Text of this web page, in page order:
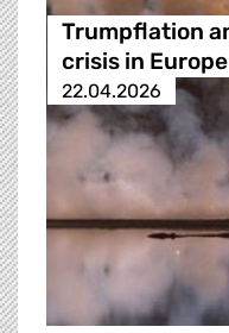
Trumpflation
crisis in
22.04.2026